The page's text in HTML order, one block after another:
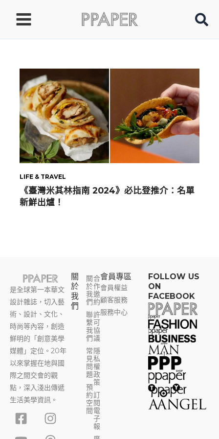
要
LIFE & TRAVEL
《臺灣米其林指南 2024》必比登推介：名單
新鮮出爐！
是全球第一本華文
設計雜誌，切入藝
術、設計、文化、
時尚等內容，創造
鮮明的「創意美學
媒體」定位。20年
以來掌握在地與國
際之間交會的觀
點，深入淺出傳遞
生活美學資訊。
F
a
I
n
Y
o
T
h
關
於
我
們
關
於
我
們
聯
繫
我
們
常
見
問
題
預
約
空
間
合
作
邀
約
許
可
協
議
隱
私
權
政
策
訂
閱
電
子
報
會員專區​
會員權益
顧客服務
服務中心
FOLLOW US
ON
FACEBOOK